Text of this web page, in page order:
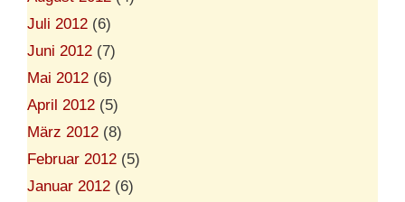
Juli 2012 (6)
Juni 2012 (7)
Mai 2012 (6)
April 2012 (5)
März 2012 (8)
Februar 2012 (5)
Januar 2012 (6)